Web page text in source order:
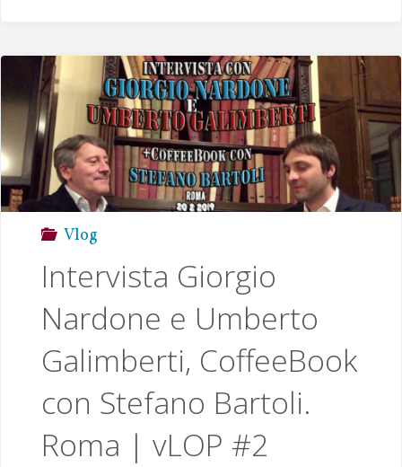
Vlog
Intervista Giorgio
Nardone e Umberto
Galimberti, CoffeeBook
con Stefano Bartoli.
Roma | vLOP #2